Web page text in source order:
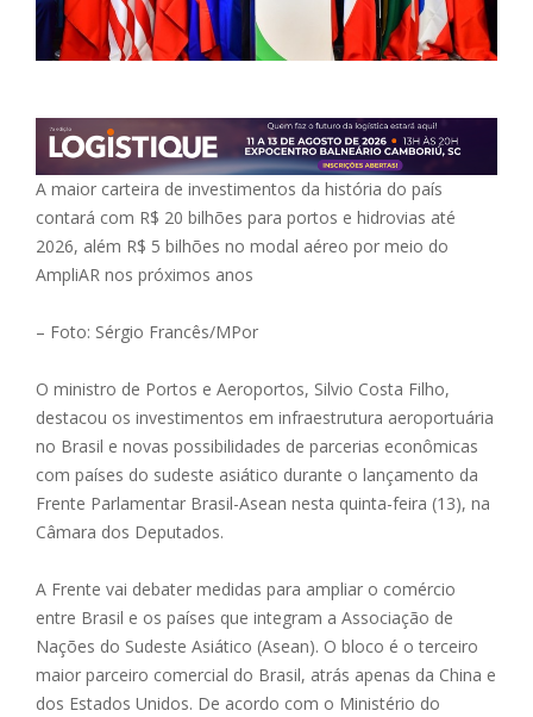
A maior carteira de investimentos da história do país
contará com R$ 20 bilhões para portos e hidrovias até
2026, além R$ 5 bilhões no modal aéreo por meio do
AmpliAR nos próximos anos
– Foto: Sérgio Francês/MPor
O ministro de Portos e Aeroportos, Silvio Costa Filho,
destacou os investimentos em infraestrutura aeroportuária
no Brasil e novas possibilidades de parcerias econômicas
com países do sudeste asiático durante o lançamento da
Frente Parlamentar Brasil-Asean nesta quinta-feira (13), na
Câmara dos Deputados.
A Frente vai debater medidas para ampliar o comércio
entre Brasil e os países que integram a Associação de
Nações do Sudeste Asiático (Asean). O bloco é o terceiro
maior parceiro comercial do Brasil, atrás apenas da China e
dos Estados Unidos. De acordo com o Ministério do